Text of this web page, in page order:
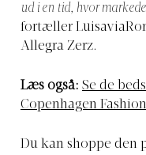
ud i en tid, hvor
fortæller
Allegra Zerz.
Læs også: Se de
Copenhagen
Du kan shoppe den